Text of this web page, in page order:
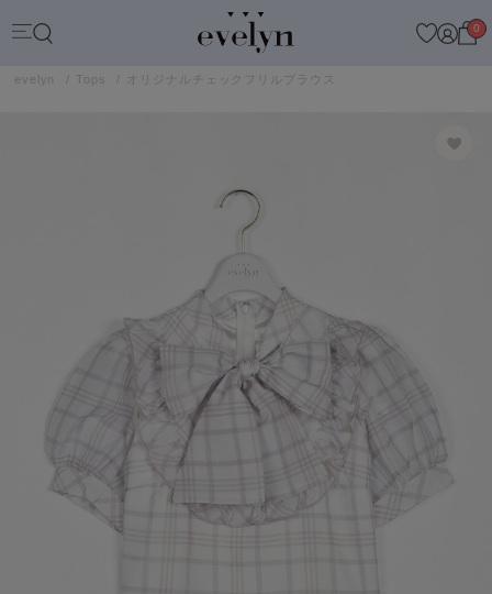
0
evelyn Tops オリジナルチェックフリルブラウス